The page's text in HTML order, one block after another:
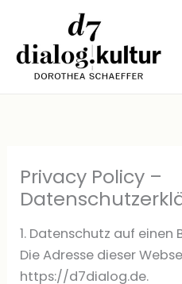
springen
Privacy Policy –
1. Datenschutz auf einen
Die Adresse dieser
https://d7dialog.de.